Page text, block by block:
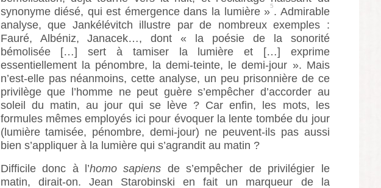
synonyme diésé, qui est émergence dans la lumière »5. Admirable
analyse, que Jankélévitch illustre par de nombreux exemples :
Fauré, Albéniz, Janacek…, dont « la poésie de la sonorité
bémolisée […] sert à tamiser la lumière et […] exprime
essentiellement la pénombre, la demi-teinte, le demi-jour ». Mais
n’est-elle pas néanmoins, cette analyse, un peu prisonnière de ce
privilège que l’homme ne peut guère s’empêcher d’accorder au
soleil du matin, au jour qui se lève ? Car enfin, les mots, les
formules mêmes employés ici pour évoquer la lente tombée du jour
(lumière tamisée, pénombre, demi-jour) ne peuvent-ils pas aussi
bien s’appliquer à la lumière qui s’agrandit au matin ?
Difficile donc à l’homo sapiens de s’empêcher de privilégier le
matin, dirait-on. Jean Starobinski en fait un marqueur de la